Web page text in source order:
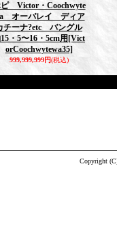
Victor・Coochwyte
オーバレイ ディア
チーナ?etc バングル
・5〜16・5cm用 [Vict
orCoochwytewa35]
999,999,999円(税込)
Copyright